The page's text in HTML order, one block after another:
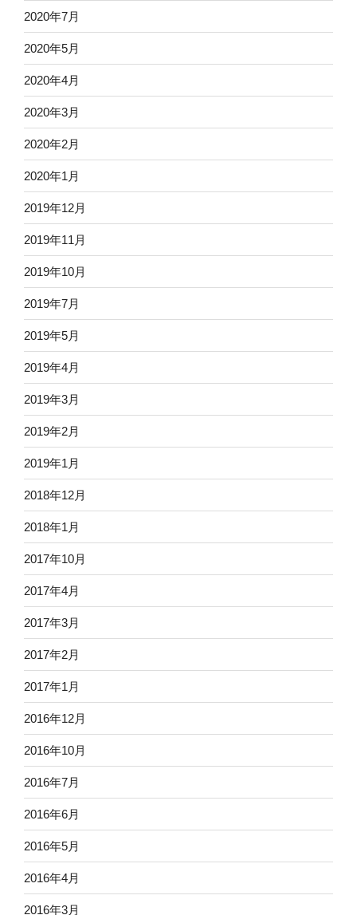
2020年7月
2020年5月
2020年4月
2020年3月
2020年2月
2020年1月
2019年12月
2019年11月
2019年10月
2019年7月
2019年5月
2019年4月
2019年3月
2019年2月
2019年1月
2018年12月
2018年1月
2017年10月
2017年4月
2017年3月
2017年2月
2017年1月
2016年12月
2016年10月
2016年7月
2016年6月
2016年5月
2016年4月
2016年3月